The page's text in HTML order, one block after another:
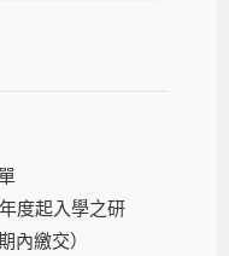
度起入學之研
內繳交）